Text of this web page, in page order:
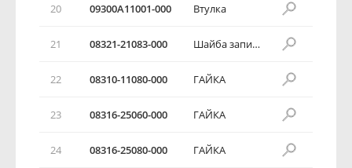
20 09300A11001-000 Втулка
21 08321-21083-000 Шайба запирающая
22 08310-11080-000 ГАЙКА
23 08316-25060-000 ГАЙКА
24 08316-25080-000 ГАЙКА